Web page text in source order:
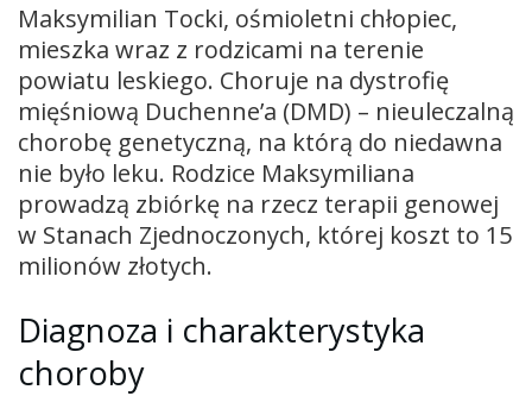
Maksymilian Tocki, ośmioletni chłopiec,
mieszka wraz z rodzicami na terenie
powiatu leskiego. Choruje na dystrofię
mięśniową Duchenne’a (DMD) – nieuleczalną
chorobę genetyczną, na którą do niedawna
nie było leku. Rodzice Maksymiliana
prowadzą zbiórkę na rzecz terapii genowej
w Stanach Zjednoczonych, której koszt to 15
milionów złotych.
Diagnoza i charakterystyka
choroby